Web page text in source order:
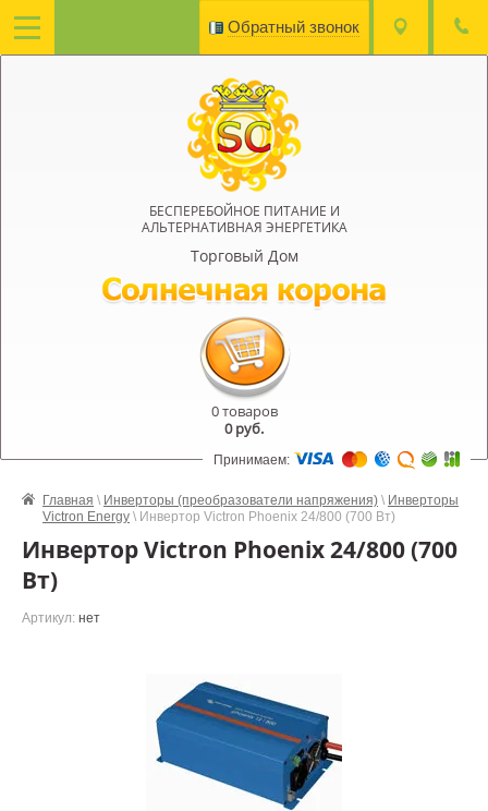
БЕСПЕРЕБОЙНОЕ ПИТАНИЕ И
АЛЬТЕРНАТИВНАЯ ЭНЕРГЕТИКА
Торговый Дом
Обратный звонок
0 товаров
0руб.
Принимаем:
Главная \ Инверторы (преобразователи напряжения) \ Инверторы
Victron Energy \ Инвертор Victron Phoenix 24/800 (700 Вт)
Инвертор Victron Phoenix 24/800 (700
Вт)
Артикул: нет